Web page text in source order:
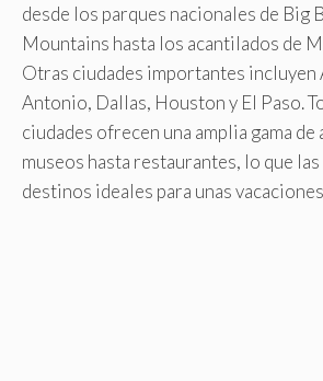
desde los parques nacionales de Big
Mountains hasta los acantilados de
Otras ciudades importantes incluyen
Antonio, Dallas, Houston y El Paso.
ciudades ofrecen una amplia gama
museos hasta restaurantes, lo que
destinos ideales para unas